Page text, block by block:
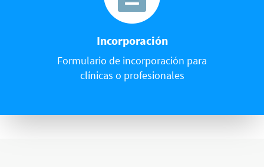
Incorporación
Formulario de incorporación para
clínicas o profesionales